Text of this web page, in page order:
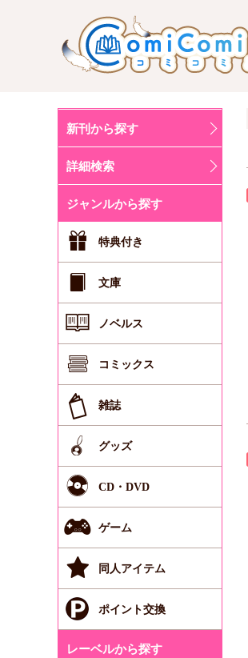
新刊から探す
詳細検索
ジャンルから探す
特典付き
文庫
ノベルス
コミックス
雑誌
グッズ
CD・DVD
ゲーム
同人アイテム
ポイント交換
レーベルから探す